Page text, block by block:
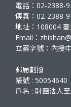
電話：02-2388-
傳真：02-2388-
地址：108004
Email：
立案字號：內授
郵局劃撥
帳號 : 50054640
戶名 : 財團法人